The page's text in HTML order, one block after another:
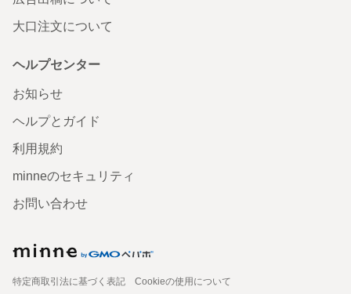
大口注文について
ヘルプセンター
お知らせ
ヘルプとガイド
利用規約
minneのセキュリティ
お問い合わせ
特定商取引法に基づく表記
Cookieの使用について